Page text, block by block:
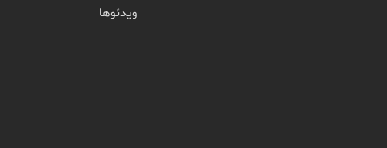
ویدئوها